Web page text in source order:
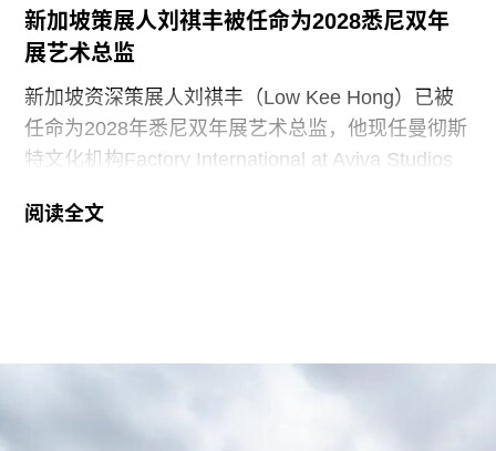
新加坡策展人刘祺丰被任命为2028悉尼双年
展艺术总监
新加坡资深策展人刘祺丰（Low Kee Hong）已被
任命为2028年悉尼双年展艺术总监，他现任曼彻斯
特文化机构Factory International at Aviva Studios
Qasimi）因被认为偏袒支持巴勒斯坦的参展艺术家
而受到批评。对此，悉尼双年展否认了有关歧视或
阅读全文